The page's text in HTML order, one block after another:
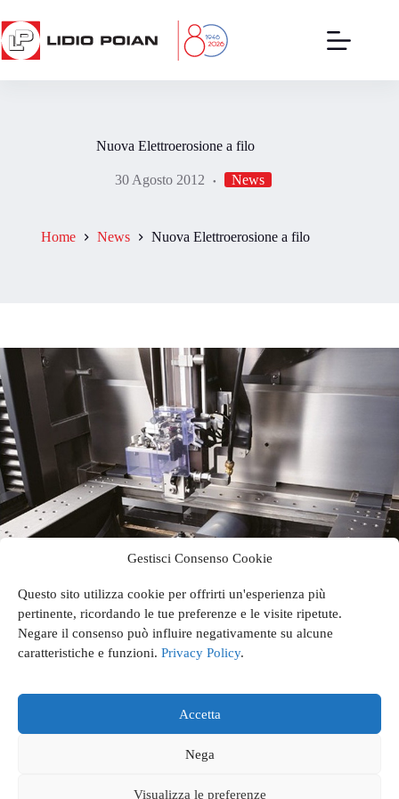
Gestisci Consenso Cookie
Questo sito utilizza cookie per offrirti un'esperienza più
pertinente, ricordando le tue preferenze e le visite ripetute.
Negare il consenso può influire negativamente su alcune
caratteristiche e funzioni. Privacy Policy.
Accetta
Nega
Visualizza le preferenze
al
contenuto
Nuova Elettroerosione a filo
30 Agosto 2012 News
Home News Nuova Elettroerosione a filo
Da settembre in funzione la nuova elettroerosione a filo Sodick
Contatti
Facebook LinkedIn